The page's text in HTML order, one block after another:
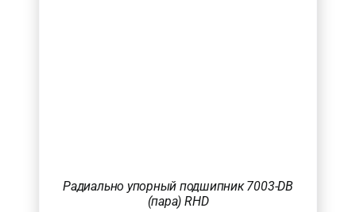
Радиально упорный подшипник 7003-DB
(пара) RHD